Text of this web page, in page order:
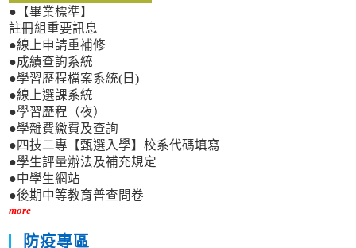
●【畢業標準】
註冊組重要訊息
●線上申請重補修
●成績查詢系統
●學習歷程檔案系統(日)
●線上選課系統
●學習歷程（夜）
●學雜費繳費及查詢
●四技二專【甄選入學】校系代碼填寫
●學生評量辦法及補充規定
●中學生網站
●後期中等教育普查問卷
more
防疫專區